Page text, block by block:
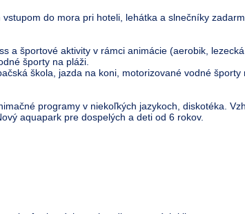
do mora pri hoteli, lehátka a slnečníky
a športové aktivity v rámci animácie (aerobik,
športy na pláži.
škola, jazda na koni, motorizované vodné
programy v niekoľkých jazykoch, diskotéka.
aquapark pre dospelých a deti od 6 rokov.